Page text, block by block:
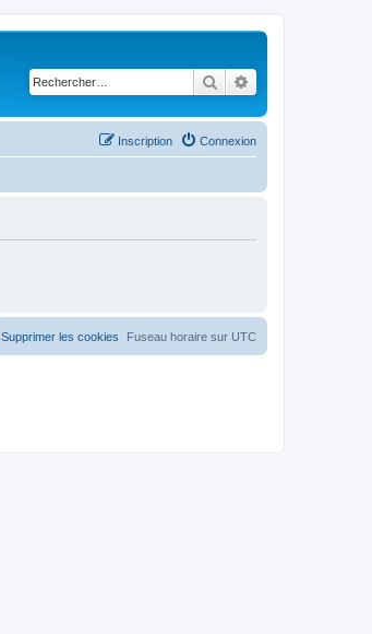
Rechercher
Connexion
Inscription
Fuseau horaire sur UTC
Supprimer les cookies